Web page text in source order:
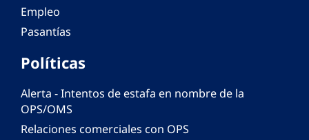
Empleo
Pasantías
Políticas
Alerta - Intentos de estafa en nombre de la
OPS/OMS
Relaciones comerciales con OPS